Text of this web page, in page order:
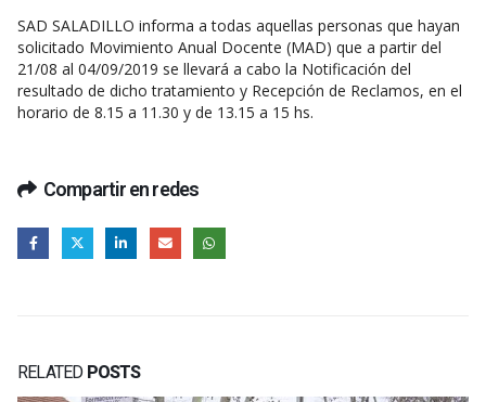
SAD SALADILLO informa a todas aquellas personas que hayan
solicitado Movimiento Anual Docente (MAD) que a partir del
21/08 al 04/09/2019 se llevará a cabo la Notificación del
resultado de dicho tratamiento y Recepción de Reclamos, en el
horario de 8.15 a 11.30 y de 13.15 a 15 hs.
Compartir en redes
RELATED POSTS